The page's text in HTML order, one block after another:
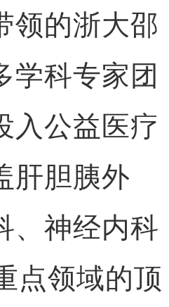
领的浙大邵
学科专家团
入公益医疗
肝胆胰外
、神经内科
点领域的顶